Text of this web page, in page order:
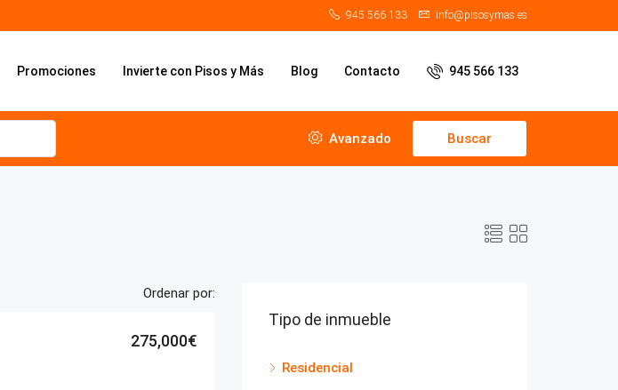
945 566 133 info@pisosymas.es
Promociones Invierte con Pisos y Más Blog Contacto 945 566 133
Avanzado Buscar
Ordenar por:
275,000€
Tipo de inmueble
Residencial